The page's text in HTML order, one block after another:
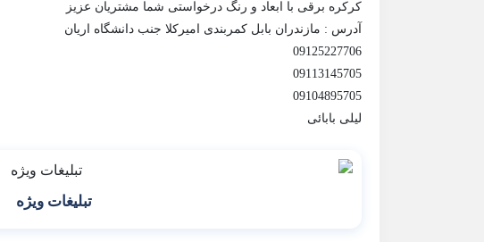
کرکره برقی با ابعاد و رنگ درخواستی شما مشتریان عزیز
آدرس : مازندران بابل کمربندی امیرکلا جنب دانشگاه اریان
09125227706
09113145705
09104895705
لیلی بابائی
تبلیغات ویژه